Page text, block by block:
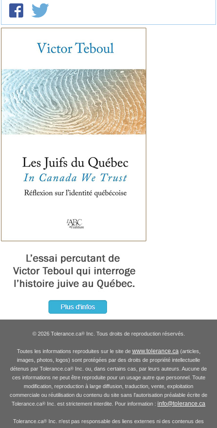
© 2026 Tolerance.ca®Inc. Tous droits de reproduction réservés.
Toutes les informations reproduites sur le site de www.tolerance.ca(articles,
images, photos, logos) sont protégées par des droits de propriété intellectuelle
détenus par Tolerance.ca® Inc. ou, dans certains cas, par leurs auteurs. Aucune de
ces informations ne peut être reproduite pour un usage autre que personnel. Toute
modification, reproduction à large diffusion, traduction, vente, exploitation
commerciale ou réutilisation du contenu du site sans l'autorisation préalable écrite de
Tolerance.ca® Inc. est strictement interdite. Pour information : info@tolerance.ca
Tolerance.ca® Inc. n'est pas responsable des liens externes ni des contenus des